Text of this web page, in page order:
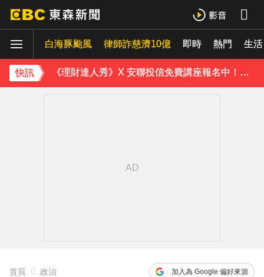
白海豚颱風 律師詐慈濟10億 即時 熱門 生活
快訊
下載東森App，隨時掌握天下大小事！
《理財達人秀》X 安聯投信免費講座報名中！搶先卡位 2027
首頁 政治 加入為 Google 偏好來源